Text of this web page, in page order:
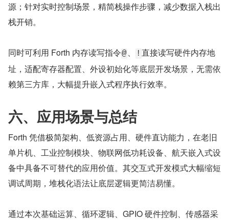
源；针对实时控制场景，精简栈操作步骤，减少数据入栈出
栈开销。
同时可利用 Forth 内存读写指令@、 ! 直接读写硬件内存地
址，适配寄存器配置、外设初始化等底层开发场景，无需依
赖第三方库，大幅提升嵌入式程序执行效率。
六、应用场景与总结
Forth 凭借极简架构、低资源占用、硬件直访能力，在老旧
单片机、工业控制模块、物联网低功耗设备、航天嵌入式设
备中具备不可替代的应用价值。其交互式开发模式大幅缩短
调试周期，堆栈化语法让底层逻辑更简洁易懂。
通过本次基础运算、循环逻辑、GPIO 硬件控制、传感器采